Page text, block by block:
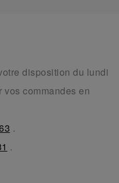
disposition du lundi
commandes en
.
.